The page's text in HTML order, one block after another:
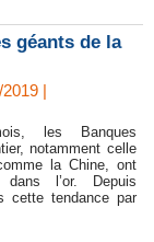
géants de la
|
les Banques
notamment celle
la Chine, ont
dans l’or. Depuis
cette tendance par